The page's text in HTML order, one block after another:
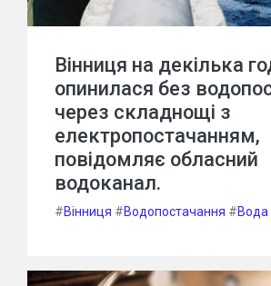
Вінниця на декілька
опинилася без
через складнощі з
електропостачанням,
повідомляє обласний
водоканал.
#Вінниця #Водопостачання #Вода